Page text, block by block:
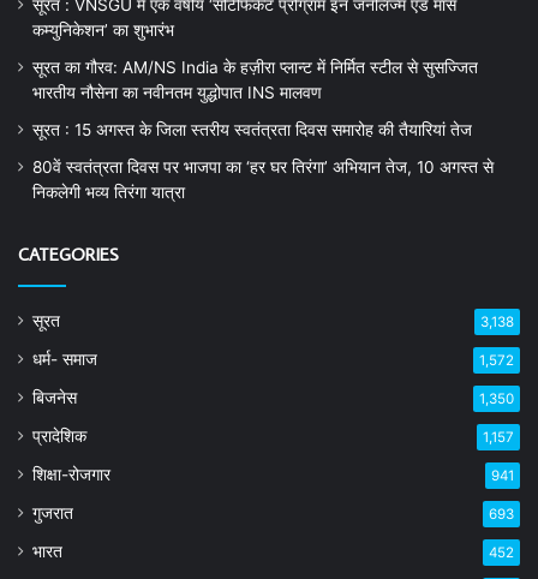
सूरत : VNSGU में एक वर्षीय ‘सर्टिफिकेट प्रोग्राम इन जर्नलिज्म एंड मास
कम्युनिकेशन’ का शुभारंभ
सूरत का गौरव: AM/NS India के हज़ीरा प्लान्ट में निर्मित स्टील से सुसज्जित
भारतीय नौसेना का नवीनतम युद्धोपात INS मालवण
सूरत : 15 अगस्त के जिला स्तरीय स्वतंत्रता दिवस समारोह की तैयारियां तेज
80वें स्वतंत्रता दिवस पर भाजपा का ‘हर घर तिरंगा’ अभियान तेज, 10 अगस्त से
निकलेगी भव्य तिरंगा यात्रा
CATEGORIES
सूरत 3,138
धर्म- समाज 1,572
बिजनेस 1,350
प्रादेशिक 1,157
शिक्षा-रोजगार 941
गुजरात 693
भारत 452